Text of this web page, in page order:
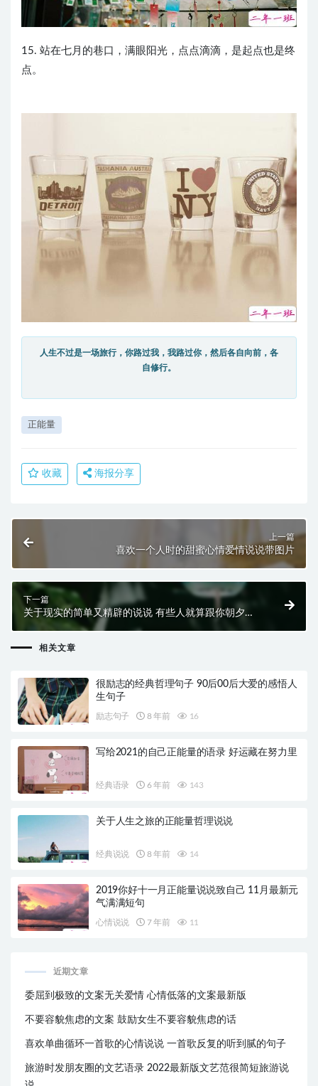
15. 站在七月的巷口，满眼阳光，点点滴滴，是起点也是终
点。
人生不过是一场旅行，你路过我，我路过你，然后各自向前，各
自修行。
正能量
收藏 海报分享
上一篇
喜欢一个人时的甜蜜心情爱情说说带图片
下一篇
关于现实的简单又精辟的说说 有些人就算跟你朝夕相
处可还是不能亲近起来
相关文章
很励志的经典哲理句子 90后00后大爱的感悟人
生句子
励志句子 8 年前 16
写给2021的自己正能量的语录 好运藏在努力里
经典语录 6 年前 143
关于人生之旅的正能量哲理说说
经典说说 8 年前 14
2019你好十一月正能量说说致自己 11月最新元
气满满短句
心情说说 7 年前 11
近期文章
委屈到极致的文案无关爱情 心情低落的文案最新版
不要容貌焦虑的文案 鼓励女生不要容貌焦虑的话
喜欢单曲循环一首歌的心情说说 一首歌反复的听到腻的句子
旅游时发朋友圈的文艺语录 2022最新版文艺范很简短旅游说